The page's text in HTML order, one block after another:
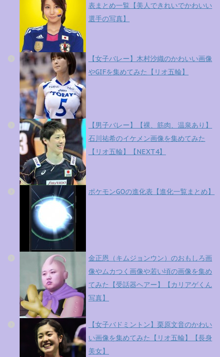
表まとめ一覧【美人できれいでかわいい
選手の写真】
【女子バレー】木村沙織のかわいい画像
やGIFを集めてみた【リオ五輪】
【男子バレー】【裸、筋肉、温泉あり】
石川祐希のイケメン画像を集めてみた
【リオ五輪】【NEXT4】
ポケモンGOの進化表【進化一覧まとめ】
金正恩（キムジョンウン）のおもしろ画
像やムカつく画像や若い頃の画像を集め
てみた【受話器ヘアー】【カリアゲくん
写真】
【女子バドミントン】栗原文音のかわい
い画像を集めてみた【リオ五輪】【長身
美女】